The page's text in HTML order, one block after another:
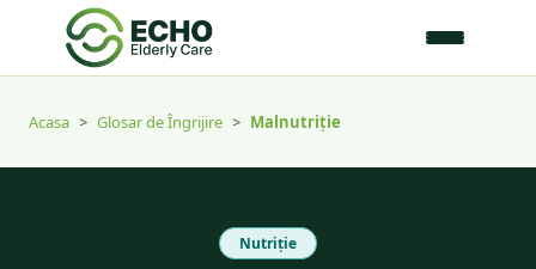
Acasa > Glosar de Îngrijire > Malnutriție
Nutriție